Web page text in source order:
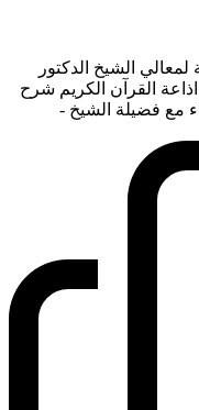
الشيخ الدكتور
القرآن الكريم شرح
مع فضيلة الشيخ -